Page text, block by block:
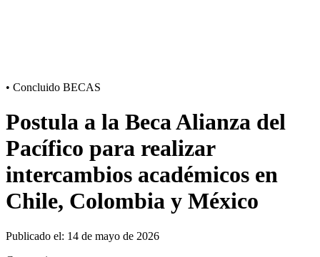
• Concluido BECAS
Postula a la Beca Alianza del
Pacífico para realizar
intercambios académicos en
Chile, Colombia y México
Publicado el: 14 de mayo de 2026